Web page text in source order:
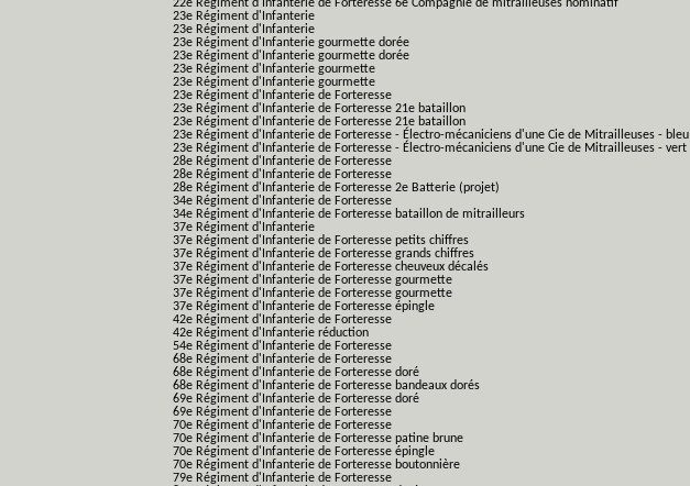
22e Régiment d'Infanterie de Forteresse 6e Compagnie de mitrailleuses nominatif
23e Régiment d'Infanterie
23e Régiment d'Infanterie
23e Régiment d'Infanterie gourmette dorée
23e Régiment d'Infanterie gourmette dorée
23e Régiment d'Infanterie gourmette
23e Régiment d'Infanterie gourmette
23e Régiment d'Infanterie de Forteresse
23e Régiment d'Infanterie de Forteresse 21e bataillon
23e Régiment d'Infanterie de Forteresse 21e bataillon
23e Régiment d'Infanterie de Forteresse - Électro-mécaniciens d'une Cie de Mitrailleuses - bleu
23e Régiment d'Infanterie de Forteresse - Électro-mécaniciens d'une Cie de Mitrailleuses - vert
28e Régiment d'Infanterie de Forteresse
28e Régiment d'Infanterie de Forteresse
28e Régiment d'Infanterie de Forteresse 2e Batterie (projet)
34e Régiment d'Infanterie de Forteresse
34e Régiment d'Infanterie de Forteresse bataillon de mitrailleurs
37e Régiment d'Infanterie
37e Régiment d'Infanterie de Forteresse petits chiffres
37e Régiment d'Infanterie de Forteresse grands chiffres
37e Régiment d'Infanterie de Forteresse cheuveux décalés
37e Régiment d'Infanterie de Forteresse gourmette
37e Régiment d'Infanterie de Forteresse gourmette
37e Régiment d'Infanterie de Forteresse épingle
42e Régiment d'Infanterie de Forteresse
42e Régiment d'Infanterie réduction
54e Régiment d'Infanterie de Forteresse
68e Régiment d'Infanterie de Forteresse
68e Régiment d'Infanterie de Forteresse doré
68e Régiment d'Infanterie de Forteresse bandeaux dorés
69e Régiment d'Infanterie de Forteresse doré
69e Régiment d'Infanterie de Forteresse
70e Régiment d'Infanterie de Forteresse
70e Régiment d'Infanterie de Forteresse patine brune
70e Régiment d'Infanterie de Forteresse épingle
70e Régiment d'Infanterie de Forteresse boutonnière
79e Régiment d'Infanterie de Forteresse